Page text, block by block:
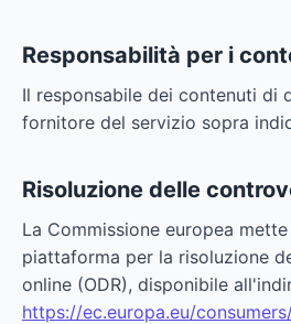
Responsabilità per i
Il responsabile dei contenuti di
fornitore del servizio sopra
Risoluzione delle
La Commissione europea
piattaforma per la risoluzione
online (ODR), disponibile
https://ec.europa.eu/